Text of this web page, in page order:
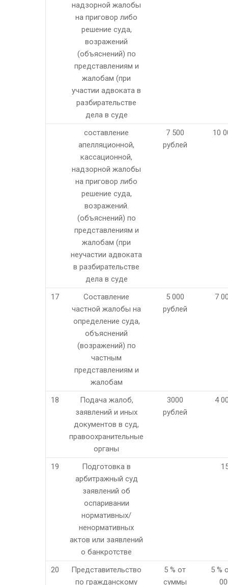
надзорной жалобы
на приговор либо
решение суда,
возражений
(объяснений) по
представлениям и
жалобам (при
участии адвоката в
разбирательстве
дела в суде
составление
апелляционной,
кассационной,
надзорной жалобы
на приговор либо
решение суда,
возражений.
(объяснений) по
представлениям и
жалобам (при
неучастии адвоката
в разбирательстве
дела в суде
7 500
рублей
10
17
Составление
частной жалобы на
определение суда,
объяснений
(возражений) по
частным
представлениям и
жалобам
5 000
рублей
7
18
Подача жалоб,
заявлений и иных
документов в суд,
правоохранительные
органы
3000
рублей
4
19
Подготовка в
арбитражный суд
заявлений об
оспаривании
нормативных/
ненормативных
актов или заявлений
о банкротстве
20
Представительство
по гражданскому
5 % от
суммы
5 %